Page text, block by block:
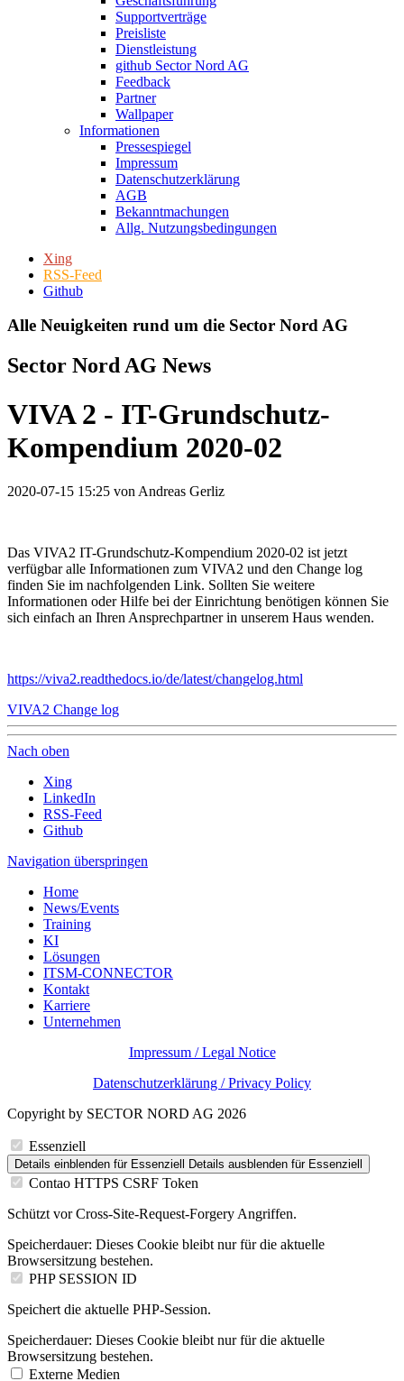
Supportverträge
Preisliste
Dienstleistung
github Sector Nord AG
Feedback
Partner
Wallpaper
Informationen
Pressespiegel
Impressum
Datenschutzerklärung
AGB
Bekanntmachungen
Allg. Nutzungsbedingungen
Xing
RSS-Feed
Github
Alle Neuigkeiten rund um die Sector Nord AG
Sector Nord AG News
VIVA 2 - IT-Grundschutz-
Kompendium 2020-02
2020-07-15 15:25 von Andreas Gerliz
Das VIVA2 IT-Grundschutz-Kompendium 2020-02 ist jetzt
verfügbar alle Informationen zum VIVA2 und den Change log
finden Sie im nachfolgenden Link. Sollten Sie weitere
Informationen oder Hilfe bei der Einrichtung benötigen können Sie
sich einfach an Ihren Ansprechpartner in unserem Haus wenden.
https://viva2.readthedocs.io/de/latest/changelog.html
VIVA2 Change log
Nach oben
Xing
LinkedIn
RSS-Feed
Github
Navigation überspringen
Home
News/Events
Training
KI
Lösungen
ITSM-CONNECTOR
Kontakt
Karriere
Unternehmen
Impressum / Legal Notice
Datenschutzerklärung / Privacy Policy
Copyright by SECTOR NORD AG 2026
Essenziell
Details einblenden für Essenziell Details ausblenden für Essenziell
Contao HTTPS CSRF Token
Schützt vor Cross-Site-Request-Forgery Angriffen.
Speicherdauer: Dieses Cookie bleibt nur für die aktuelle
Browsersitzung bestehen.
PHP SESSION ID
Speichert die aktuelle PHP-Session.
Speicherdauer: Dieses Cookie bleibt nur für die aktuelle
Browsersitzung bestehen.
Externe Medien